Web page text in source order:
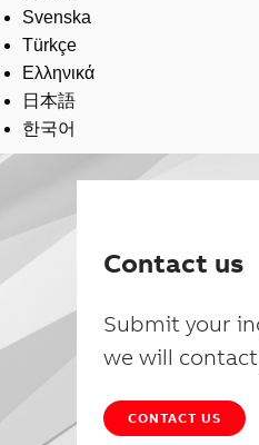
Svenska
Türkçe
Ελληνικά
日本語
한국어
Contact us
Submit your
we will
CONTACT US